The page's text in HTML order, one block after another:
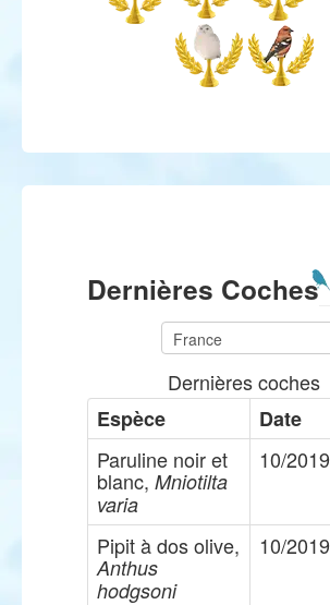
Dernières Coches
Dernières coches
Espèce
Date
Paruline noir et
blanc, Mniotilta
varia
10/2019
Pipit à dos olive,
Anthus
hodgsoni
10/2019